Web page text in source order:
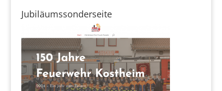
Jubiläumssonderseite